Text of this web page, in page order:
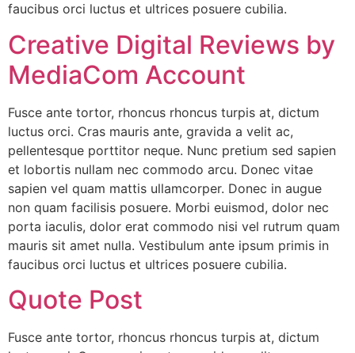
faucibus orci luctus et ultrices posuere cubilia.
Creative Digital Reviews by
MediaCom Account
Fusce ante tortor, rhoncus rhoncus turpis at, dictum
luctus orci. Cras mauris ante, gravida a velit ac,
pellentesque porttitor neque. Nunc pretium sed sapien
et lobortis nullam nec commodo arcu. Donec vitae
sapien vel quam mattis ullamcorper. Donec in augue
non quam facilisis posuere. Morbi euismod, dolor nec
porta iaculis, dolor erat commodo nisi vel rutrum quam
mauris sit amet nulla. Vestibulum ante ipsum primis in
faucibus orci luctus et ultrices posuere cubilia.
Quote Post
Fusce ante tortor, rhoncus rhoncus turpis at, dictum